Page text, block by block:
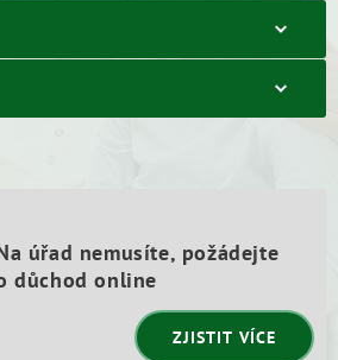
úřad nemusíte, požádejte
důchod online
ZJISTIT VÍCE